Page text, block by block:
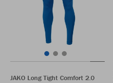
JAKO Long Tight Comfort 2.0